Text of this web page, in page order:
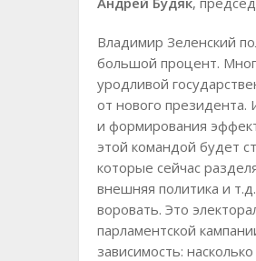
Владимир Зеленский
большой процент.
уродливой
от нового президента.
и формирования
этой командой будет
которые сейчас
внешняя политика и
воровать. Это
парламентской
зависимость: